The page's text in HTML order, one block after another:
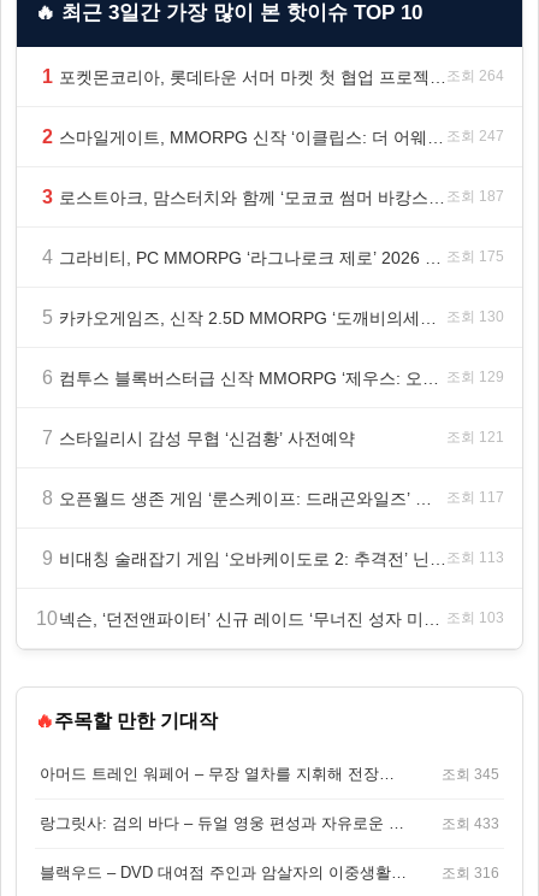
🔥 최근 3일간 가장 많이 본 핫이슈 TOP 10
1 조회 264
2 조회 247
3 조회 187
4 조회 175
5 조회 130
6 조회 129
7 스타일리시 감성 무협 ‘신검황’ 사전예약 조회 121
8 조회 117
9 조회 113
10 조회 103
🔥주목할 만한 기대작
아머드 트레인 워페어 – 무장 열차를 지휘해 전장을 돌파하는 생존 전투 게임 조회 345
랑그릿사: 검의 바다 – 듀얼 영웅 편성과 자유로운 탐험을 결합한 판타지 전략 RPG 조회 433
블랙우드 – DVD 대여점 주인과 암살자의 이중생활을 그린 3인칭 액션 스릴러 게임 조회 316